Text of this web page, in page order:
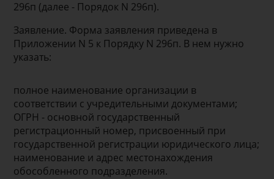
296п (далее - Порядок N 296п).
Заявление. Форма заявления приведена в
Приложении N 5 к Порядку N 296п. В нем нужно
указать:
полное наименование организации в
соответствии с учредительными документами;
ОГРН - основной государственный
регистрационный номер, присвоенный при
государственной регистрации юридического лица;
наименование и адрес местонахождения
обособленного подразделения.